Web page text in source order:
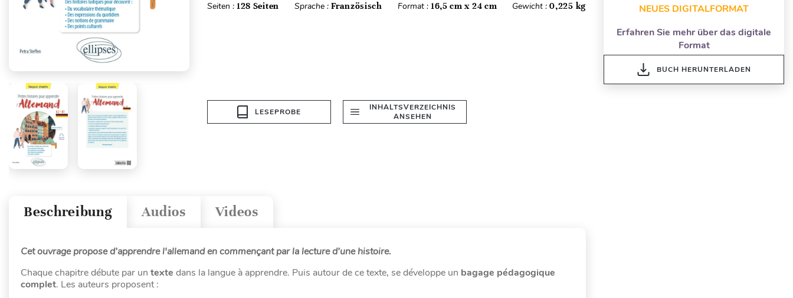
Seiten : 128 Seiten Sprache :Französisch Format : 16,5 cm x 24 cm Gewicht :0,225 kg
LESEPROBE
INHALTSVERZEICHNIS
ANSEHEN
Videos
Audios
Beschreibung
Cet ouvrage propose d’apprendre l'allemanden commençant par la lecture d’une histoire.
Chaque chapitre débute par un texte dans la langue à apprendre. Puis autour de ce texte, se développe un bagage pédagogique
complet. Les auteurs proposent :
NEUES DIGITALFORMAT
Erfahren Sie mehr über das digitale
Format
BUCH HERUNTERLADEN